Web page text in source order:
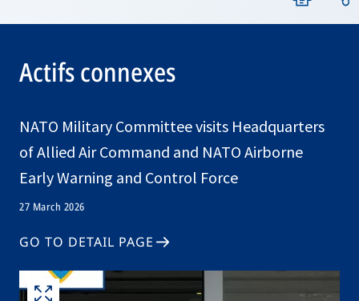
Actifs connexes
NATO Military Committee visits Headquarters
of Allied Air Command and NATO Airborne
Early Warning and Control Force
27 March 2026
GO TO DETAIL PAGE